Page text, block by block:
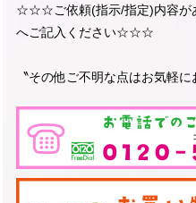
☆☆☆ご依頼(指示/指定)内容が
へご記入ください☆☆☆
〝その他ご不明な点はお気軽